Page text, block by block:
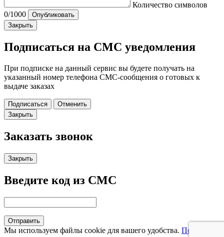
Количество символов
0/1000
Опубликовать
Закрыть
Подписаться на СМС уведомления
При подписке на данный сервис вы будете получать на
указанный номер телефона СМС-сообщения о готовых к
выдаче заказах
Подписаться
Отменить
Закрыть
Заказать звонок
Закрыть
Введите код из СМС
Отправить
Мы используем файлы cookie для вашего удобства. Подробнее